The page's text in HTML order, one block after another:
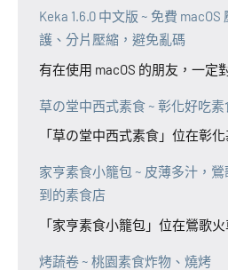
Keka 1.6.0 中文版 ~ 免費
護、分片壓縮，避免亂碼
有在使用 macOS 的朋友，一定
草の堂中西式素食 ~ 彰化好吃
「草の堂中西式素食」位在彰
家亨素食小籠包 ~ 皮薄多汁，
到的素食店
「家亨素食小籠包」位在鶯歌
烤蔬卷 ~ 桃園素食炸物、燒烤